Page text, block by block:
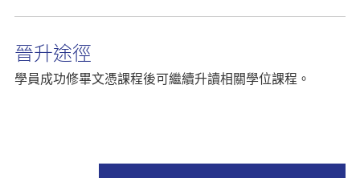
晉升途徑
學員成功修畢文憑課程後可繼續升讀相關學位課程。